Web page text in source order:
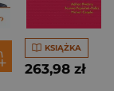
KSIĄŻKA
263,98 zł